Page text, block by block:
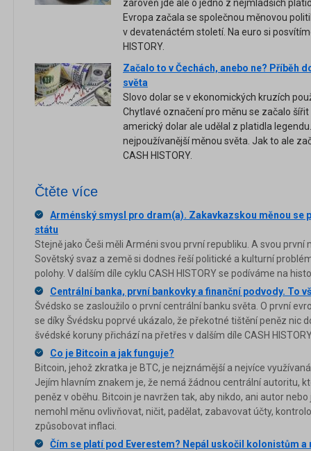
zároveň jde ale o jedno z nejmladších
Evropa začala se společnou měnovou
v devatenáctém století. Na euro si
HISTORY.
Začalo to v Čechách, anebo ne? Příběh
světa
Slovo dolar se v ekonomických kruzích
Chytlavé označení pro měnu se začalo
americký dolar ale udělal z platidla
nejpoužívanější měnou světa. Jak to ale
CASH HISTORY.
Čtěte více
Arménský smysl pro dram(a). Zakavkazskou měnou se
státu
Stejně jako Češi měli Arméni svou první republiku. A svou první
Sovětský svaz a země si dodnes řeší politické a kulturní
polohy. V dalším díle cyklu CASH HISTORY se podíváme na
Centrální banka, první bankovky a finanční podvody. To
Švédsko se zasloužilo o první centrální banku světa. O první
se díky Švédsku poprvé ukázalo, že překotné tištění peněz nic
švédské koruny přichází na přetřes v dalším díle CASH
Co je Bitcoin a jak funguje?
Bitcoin, jehož zkratka je BTC, je nejznámější a nejvíce
Jejím hlavním znakem je, že nemá žádnou centrální autoritu,
peněz v oběhu. Bitcoin je navržen tak, aby nikdo, ani autor
nemohl měnu ovlivňovat, ničit, padělat, zabavovat účty,
způsobovat inflaci.
Čím se platí pod Everestem? Nepál uskočil kolonistům a